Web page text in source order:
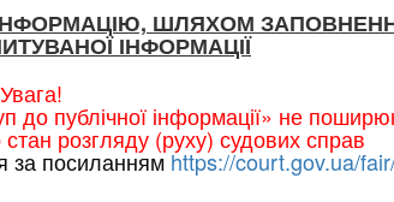
ШЛЯХОМ
ІНФОРМАЦІЇ
Увага!
до публічної інформації» не
розгляду (руху) судових справ
за посиланням https://court.gov.ua/